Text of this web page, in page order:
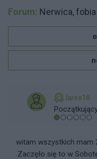
Forum: Nerwica,
lares18
witam wszystkich mam
.Zaczęło się to w